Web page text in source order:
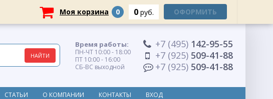
Время работы:
ПН-ЧТ 10:00 - 18:00
ПТ 10:00 - 16:00
СБ-ВС выходной
+7 (495) 142-95-55
+7 (925) 509-41-88
+7 (925) 509-41-88
СТАТЬИ О КОМПАНИИ КОНТАКТЫ ВХОД
Моя корзина 0 0 руб. ОФОРМИТЬ